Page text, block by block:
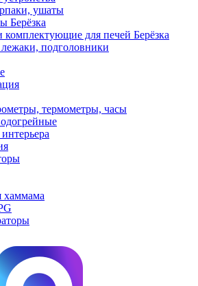
ушаты
Берёзка
комплектующие для печей Берёзка
подголовники
термометры, часы
хаммама